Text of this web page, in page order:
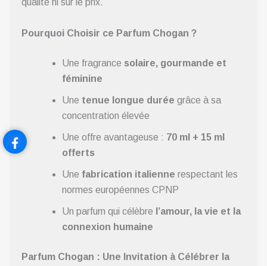
qualité ni sur le prix.
Pourquoi Choisir ce Parfum Chogan ?
Une fragrance solaire, gourmande et
féminine
Une tenue longue durée grâce à sa
concentration élevée
Une offre avantageuse : 70 ml + 15 ml
offerts
Une fabrication italienne respectant les
normes européennes CPNP
Un parfum qui célèbre l’amour, la vie et la
connexion humaine
Parfum Chogan : Une Invitation à Célébrer la